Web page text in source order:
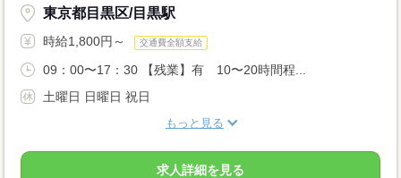
東京都目黒区/目黒駅
時給1,800円～ 交通費全額支給
09：00〜17：30 【残業】有 10〜20時間程...
土曜日 日曜日 祝日
もっと見る
求人詳細を見る